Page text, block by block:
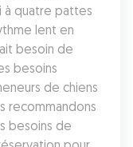
à quatre pattes
lent en
besoin de
besoins
de chiens
recommandons
besoins de